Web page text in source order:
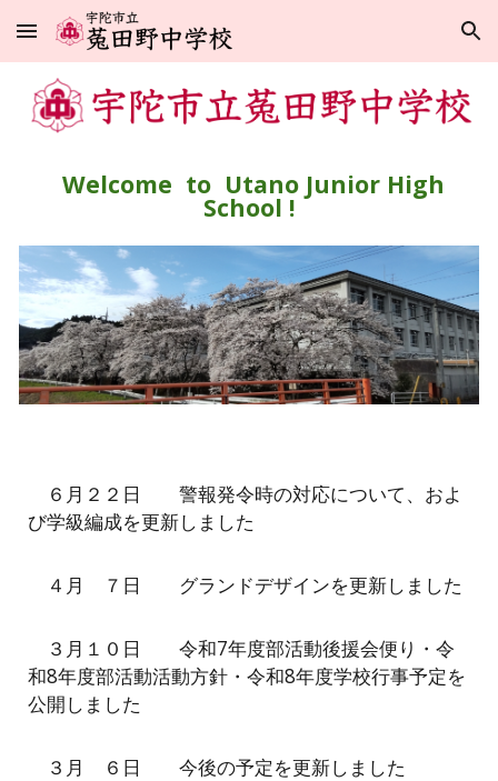
Skip to main content Skip to navigation
Welcome to Utano Junior High
School !
６ 月 ２２ 日警報発令時の対応について、およ
び学級編成を更新しました
４月 ７日 グランドデザインを更新しました
３月１０日 令和7年度部活動後援会便り・令
和8年度部活動活動方針・令和8年度学校行事予定を
公開しました
３月 ６日 今後の予定を更新しました